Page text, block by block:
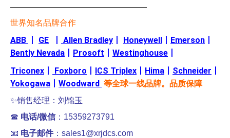
———————————————————
世界知名品牌合作
ABB GE Allen Bradley Honeywell Emerson
Bently Nevada
Prosoft Westinghouse
Triconex
Foxboro ICS Triplex Hima Schneider
Yokogawa
Woodward 等全球一线品牌。品质保障
✨销售经理：刘锦玉
☎ 电话/微信：15359273791
📧 电子邮件：sales1@xrjdcs.com